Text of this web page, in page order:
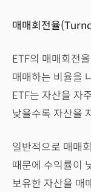
매매회전율
ETF의 매매회전
매매하는 비율을
ETF는 자산을 자
낮을수록 자산을
일반적으로 매매
때문에 수익률이
보유한 자산을 매